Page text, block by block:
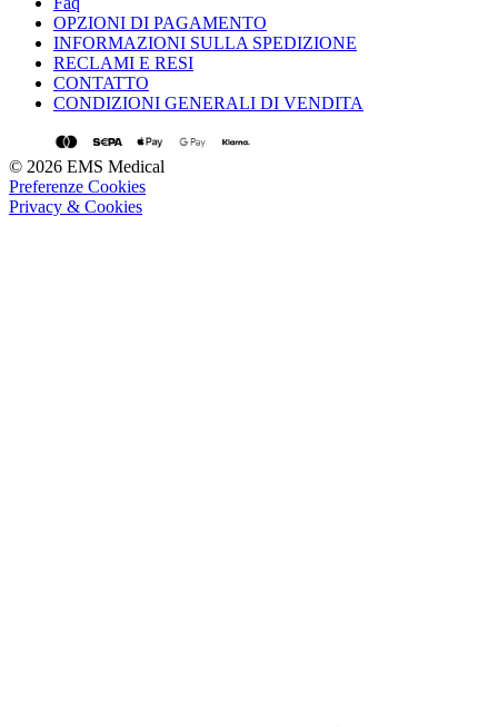
OPZIONI DI PAGAMENTO
INFORMAZIONI SULLA SPEDIZIONE
RECLAMI E RESI
CONTATTO
CONDIZIONI GENERALI DI VENDITA
© 2026 EMS Medical
Preferenze Cookies
Privacy & Cookies